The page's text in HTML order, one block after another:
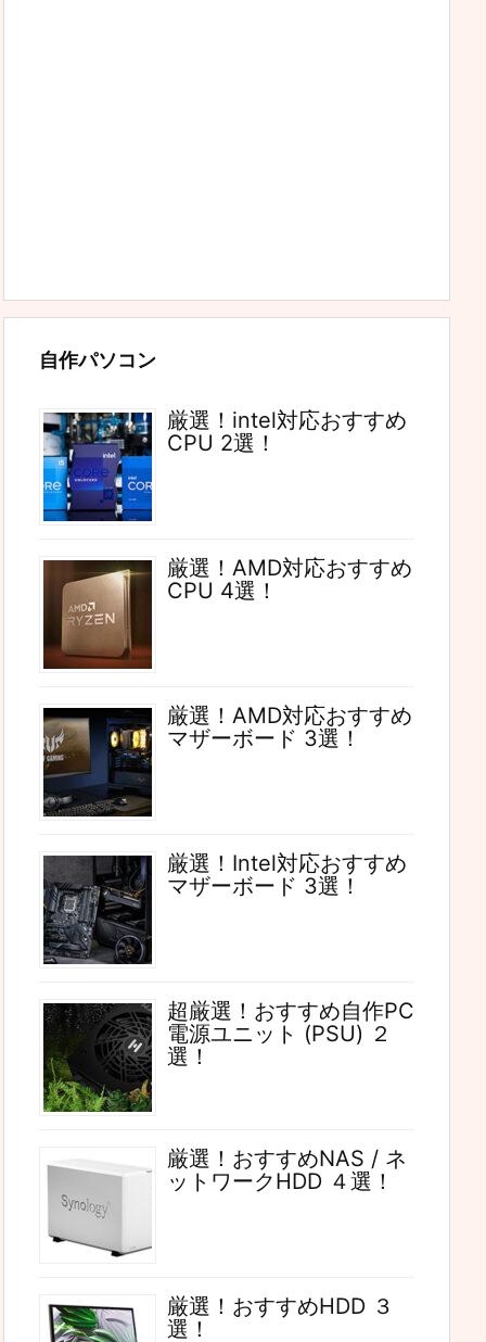
自作パソコン
厳選！intel対応おすすめ
CPU 2選！
厳選！AMD対応おすすめ
CPU 4選！
厳選！AMD対応おすすめ
マザーボード 3選！
厳選！Intel対応おすすめ
マザーボード 3選！
超厳選！おすすめ自作PC
電源ユニット (PSU) ２
選！
厳選！おすすめNAS / ネ
ットワークHDD ４選！
厳選！おすすめHDD ３
選！